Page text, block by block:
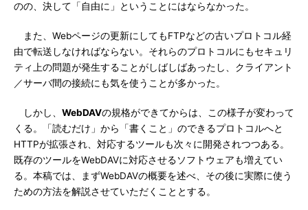
のの、決して「自由に」ということにはならなかった。
また、Webページの更新にしてもFTPなどの古いプロトコル経
由で転送しなければならない。それらのプロトコルにもセキュリ
ティ上の問題が発生することがしばしばあったし、クライアント
／サーバ間の接続にも気を使うことが多かった。
しかし、 WebDAVの規格ができてからは、この様子が変わって
くる。「読むだけ」から「書くこと」のできるプロトコルへと
HTTPが拡張され、対応するツールも次々に開発されつつある。
既存のツールをWebDAVに対応させるソフトウェアも増えてい
る。本稿では、まずWebDAVの概要を述べ、その後に実際に使う
ための方法を解説させていただくこととする。